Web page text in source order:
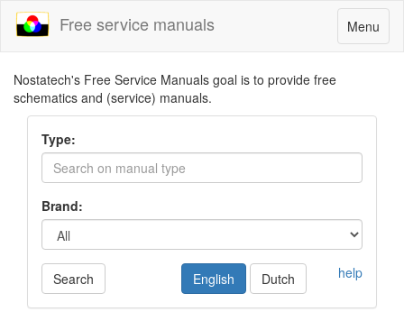
Toggle
navigation
Menu
Free service manuals
Nostatech's Free Service Manuals goal is to provide free
schematics and (service) manuals.
Type:
Brand:
Search help
English Dutch